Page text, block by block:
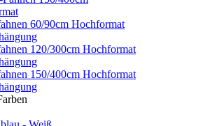
60/90cm Hochformat
120/300cm Hochformat
150/400cm Hochformat